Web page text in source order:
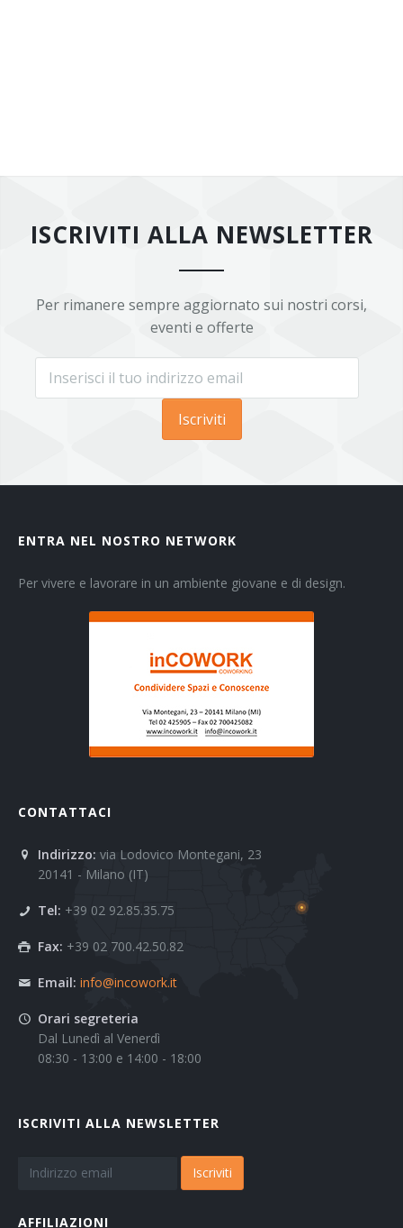
ISCRIVITI ALLA NEWSLETTER
Per rimanere sempre aggiornato sui nostri corsi,
eventi e offerte
Iscriviti
ENTRA NEL NOSTRO NETWORK
Per vivere e lavorare in un ambiente giovane e di design.
CONTATTACI
Indirizzo: via Lodovico Montegani, 23
20141 - Milano (IT)
Tel: +39 02 92.85.35.75
Fax: +39 02 700.42.50.82
Email: info@incowork.it
Orari segreteria
Dal Lunedì al Venerdì
08:30 - 13:00 e 14:00 - 18:00
ISCRIVITI ALLA NEWSLETTER
Iscriviti
AFFILIAZIONI